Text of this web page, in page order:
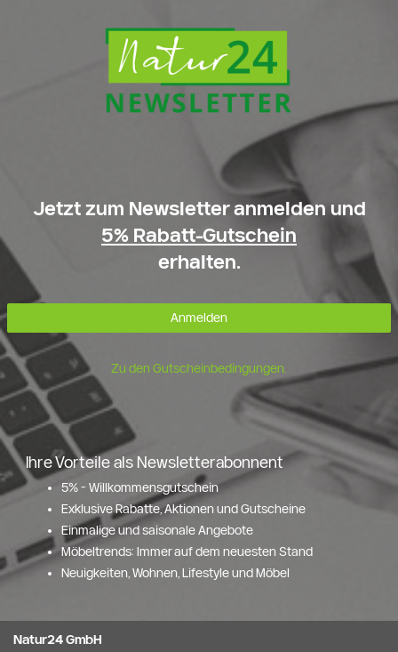
Jetzt zum Newsletter anmelden und
5% Rabatt-Gutschein
erhalten.
Anmelden
Zu den Gutscheinbedingungen.
Ihre Vorteile als Newsletterabonnent
5% - Willkommensgutschein
Exklusive Rabatte, Aktionen und Gutscheine
Einmalige und saisonale Angebote
Möbeltrends: Immer auf dem neuesten Stand
Neuigkeiten, Wohnen, Lifestyle und Möbel
Natur24 GmbH